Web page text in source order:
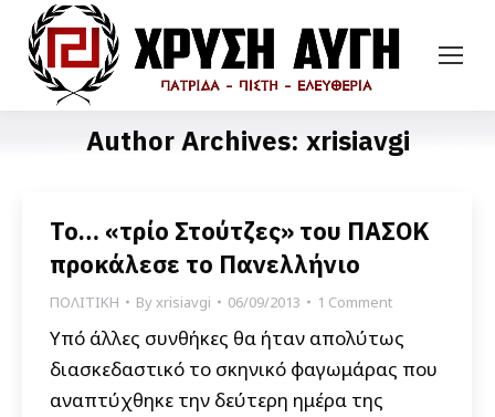
Author Archives: xrisiavgi
Το… «τρίο Στούτζες» του ΠΑΣΟΚ
προκάλεσε το Πανελλήνιο
ΠΟΛΙΤΙΚΗ Byxrisiavgi 06/09/2013 1 Comment
Υπό άλλες συνθήκες θα ήταν απολύτως
διασκεδαστικό το σκηνικό φαγωμάρας που
αναπτύχθηκε την δεύτερη ημέρα της